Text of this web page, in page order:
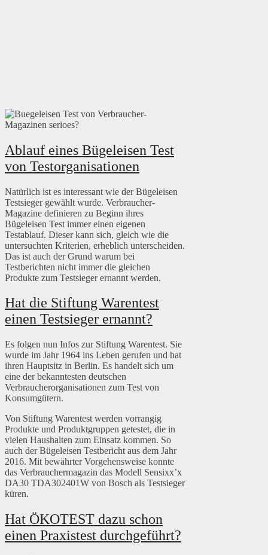
Ablauf eines Bügeleisen Test
von Testorganisationen
Natürlich ist es interessant wie der Bügeleisen
Testsieger gewählt wurde. Verbraucher-
Magazine definieren zu Beginn ihres
Bügeleisen Test immer einen eigenen
Testablauf. Dieser kann sich, gleich wie die
untersuchten Kriterien, erheblich unterscheiden.
Das ist auch der Grund warum bei
Testberichten nicht immer die gleichen
Produkte zum Testsieger ernannt werden.
Hat die Stiftung Warentest
einen Testsieger ernannt?
Es folgen nun Infos zur Stiftung Warentest. Sie
wurde im Jahr 1964 ins Leben gerufen und hat
ihren Hauptsitz in Berlin. Es handelt sich um
eine der bekanntesten deutschen
Verbraucherorganisationen zum Test von
Konsumgütern.
Von Stiftung Warentest werden vorrangig
Produkte und Produktgruppen getestet, die in
vielen Haushalten zum Einsatz kommen. So
auch der Bügeleisen Testbericht aus dem Jahr
2016. Mit bewährter Vorgehensweise konnte
das Verbrauchermagazin das Modell Sensixx’x
DA30 TDA302401W von Bosch als Testsieger
küren.
Hat ÖKOTEST dazu schon
einen Praxistest durchgeführt?